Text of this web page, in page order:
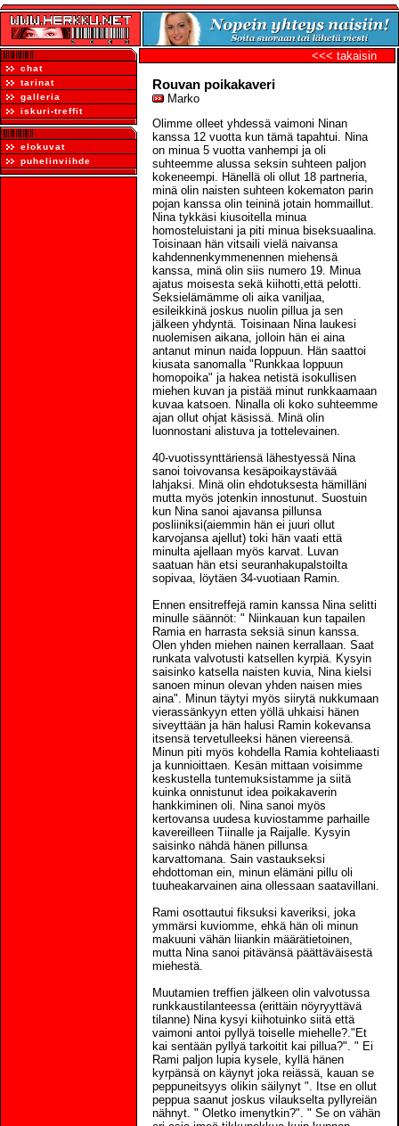
chat
tarinat
galleria
iskuri-treffit
elokuvat
puhelinviihde
<<< takaisin
Rouvan poikakaveri
Marko
Olimme olleet yhdessä vaimoni Ninan
kanssa 12 vuotta kun tämä tapahtui. Nina
on minua 5 vuotta vanhempi ja oli
suhteemme alussa seksin suhteen paljon
kokeneempi. Hänellä oli ollut 18 partneria,
minä olin naisten suhteen kokematon parin
pojan kanssa olin teininä jotain hommaillut.
Nina tykkäsi kiusoitella minua
homosteluistani ja piti minua biseksuaalina.
Toisinaan hän vitsaili vielä naivansa
kahdennenkymmenennen miehensä
kanssa, minä olin siis numero 19. Minua
ajatus moisesta sekä kiihotti,että pelotti.
Seksielämämme oli aika vaniljaa,
esileikkinä joskus nuolin pillua ja sen
jälkeen yhdyntä. Toisinaan Nina laukesi
nuolemisen aikana, jolloin hän ei aina
antanut minun naida loppuun. Hän saattoi
kiusata sanomalla "Runkkaa loppuun
homopoika" ja hakea netistä isokullisen
miehen kuvan ja pistää minut runkkaamaan
kuvaa katsoen. Ninalla oli koko suhteemme
ajan ollut ohjat käsissä. Minä olin
luonnostani alistuva ja tottelevainen.
40-vuotissynttäriensä lähestyessä Nina
sanoi toivovansa kesäpoikaystävää
lahjaksi. Minä olin ehdotuksesta hämilläni
mutta myös jotenkin innostunut. Suostuin
kun Nina sanoi ajavansa pillunsa
posliiniksi(aiemmin hän ei juuri ollut
karvojansa ajellut) toki hän vaati että
minulta ajellaan myös karvat. Luvan
saatuan hän etsi seuranhakupalstoilta
sopivaa, löytäen 34-vuotiaan Ramin.
Ennen ensitreffejä ramin kanssa Nina selitti
minulle säännöt: " Niinkauan kun tapailen
Ramia en harrasta seksiä sinun kanssa.
Olen yhden miehen nainen kerrallaan. Saat
runkata valvotusti katsellen kyrpiä. Kysyin
saisinko katsella naisten kuvia, Nina kielsi
sanoen minun olevan yhden naisen mies
aina". Minun täytyi myös siirytä nukkumaan
vierassänkyyn etten yöllä uhkaisi hänen
siveyttään ja hän halusi Ramin kokevansa
itsensä tervetulleeksi hänen viereensä.
Minun piti myös kohdella Ramia kohteliaasti
ja kunnioittaen. Kesän mittaan voisimme
keskustella tuntemuksistamme ja siitä
kuinka onnistunut idea poikakaverin
hankkiminen oli. Nina sanoi myös
kertovansa uudesa kuviostamme parhaille
kavereilleen Tiinalle ja Raijalle. Kysyin
saisinko nähdä hänen pillunsa
karvattomana. Sain vastaukseksi
ehdottoman ein, minun elämäni pillu oli
tuuheakarvainen aina ollessaan saatavillani.
Rami osottautui fiksuksi kaveriksi, joka
ymmärsi kuviomme, ehkä hän oli minun
makuuni vähän liiankin määrätietoinen,
mutta Nina sanoi pitävänsä päättäväisestä
miehestä.
Muutamien treffien jälkeen olin valvotussa
runkkaustilanteessa (erittäin nöyryyttävä
tilanne) Nina kysyi kiihotuinko siitä että
vaimoni antoi pyllyä toiselle miehelle?."Et
kai sentään pyllyä tarkoitit kai pillua?". " Ei
Rami paljon lupia kysele, kyllä hänen
kyrpänsä on käynyt joka reiässä, kauan se
peppuneitsyys olikin säilynyt ". Itse en ollut
peppua saanut joskus vilaukselta pyllyreiän
nähnyt. " Oletko imenytkin?". " Se on vähän